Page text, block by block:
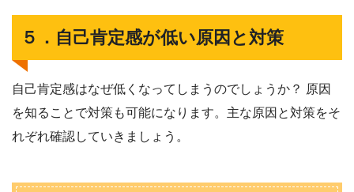
５．自己肯定感が低い原因と対策
自己肯定感はなぜ低くなってしまうのでしょうか？ 原因
を知ることで対策も可能になります。主な原因と対策をそ
れぞれ確認していきましょう。